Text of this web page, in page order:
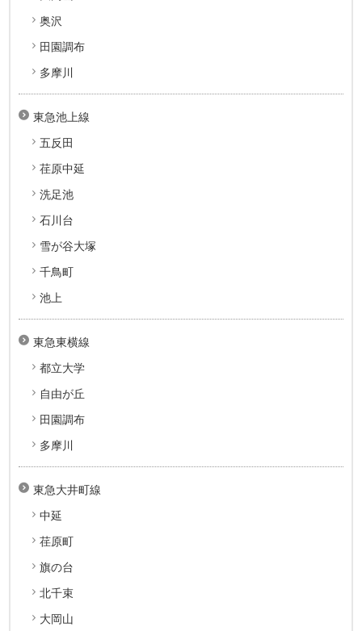
奥沢
田園調布
多摩川
東急池上線
五反田
荏原中延
洗足池
石川台
雪が谷大塚
千鳥町
池上
東急東横線
都立大学
自由が丘
田園調布
多摩川
東急大井町線
中延
荏原町
旗の台
北千束
大岡山